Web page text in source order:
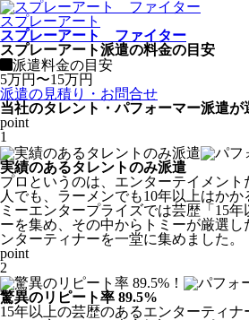
スプレーアート
スプレーアート ファイター
スプレーアート派遣の料金の目安
派遣料金の目安
5万円〜15万円
派遣の見積り・お問合せ
当社のタレント・パフォーマー派遣が
point
1
実績のあるタレントのみ派遣
プロというのは、エンターテイメン
人でも、ラーメンでも10年以上はか
ミーエンタープライズでは芸歴「 15年
ーを集め、その中からトミーが厳選
ンターティナーを一堂に集めました。
point
2
驚異のリピート率 89.5%
15年以上の芸歴のあるエンターティ